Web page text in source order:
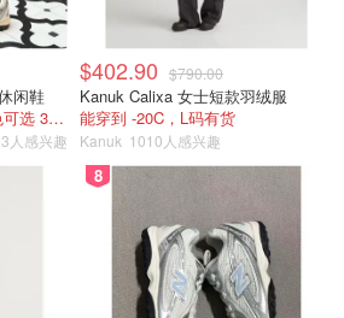
闲鞋
明星都在穿的热门款！多色可选 3.8折
人感兴趣
$402.90 $790.00
Kanuk Calixa 女士短款羽绒服
能穿到 -20C，L码有货
Kanuk 1010人感兴趣
8